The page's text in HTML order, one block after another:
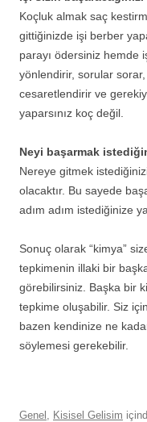
Koçluk almak saç
gittiğinizde işi berber
parayı ödersiniz hemde
yönlendirir, sorular
cesaretlendirir ve
yaparsınız koç değil.
Neyi başarmak
Nereye gitmek
olacaktır. Bu sayede
adım adım istediğinize
Sonuç olarak “kimya”
tepkimenin illaki bir
görebilirsiniz. Başka bir
tepkime oluşabilir. Siz
bazen kendinize ne
söylemesi gerekebilir.
Genel , Kisisel Gelisim